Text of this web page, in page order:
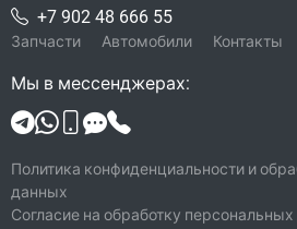
+7 902 48 666 55
Запчасти Автомобили Контакты
Мы в мессенджерах:
Политика конфиденциальности и
данных
Согласие на обработку